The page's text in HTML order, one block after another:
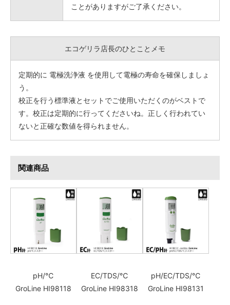
ことがありますがご了承ください。
エコゲリラ店長のひとことメモ
定期的に 電極洗浄液 を使用して電極の寿命を確保しましょ
う。
校正を行う標準液とセットでご使用いただくのがベストで
す。校正は定期的に行ってくださいね。正しく行われてい
ないと正確な数値を得られません。
関連商品
pH/℃
GroLine HI98118
EC/TDS/℃
GroLine HI98318
pH/EC/TDS/℃
GroLine HI98131